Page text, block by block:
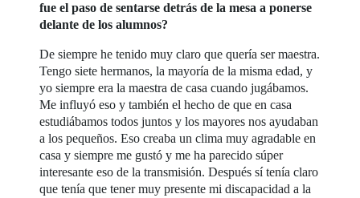
fue el paso de sentarse detrás de la mesa a ponerse
delante de los alumnos?
De siempre he tenido muy claro que quería ser maestra.
Tengo siete hermanos, la mayoría de la misma edad, y
yo siempre era la maestra de casa cuando jugábamos.
Me influyó eso y también el hecho de que en casa
estudiábamos todos juntos y los mayores nos ayudaban
a los pequeños. Eso creaba un clima muy agradable en
casa y siempre me gustó y me ha parecido súper
interesante eso de la transmisión. Después sí tenía claro
que tenía que tener muy presente mi discapacidad a la